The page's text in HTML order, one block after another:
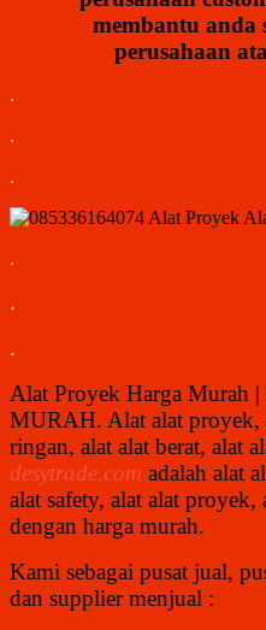
membantu anda
perusahaan
.
.
.
.
.
.
Alat Proyek Harga Murah
MURAH. Alat alat proyek,
ringan, alat alat berat, alat
desytrade.com adalah alat
alat safety, alat alat
dengan harga murah.
Kami sebagai pusat jual,
dan supplier menjual :